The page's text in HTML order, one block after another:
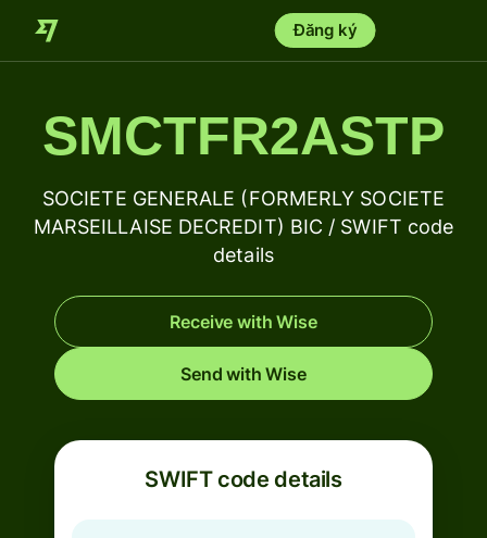
Đăng ký
SMCTFR2ASTP
SOCIETE GENERALE (FORMERLY SOCIETE
MARSEILLAISE DECREDIT) BIC / SWIFT code
details
Receive with Wise
Send with Wise
SWIFT code details